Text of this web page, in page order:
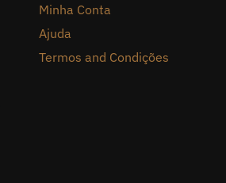
Minha Conta
Ajuda
Termos and Condições